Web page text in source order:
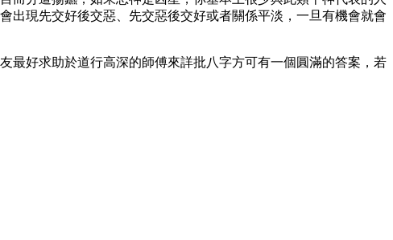
出現先交好後交惡、先交惡後交好或者關係平淡，一旦有機會就會
最好求助於道行高深的師傅來詳批八字方可有一個圓滿的答案，若